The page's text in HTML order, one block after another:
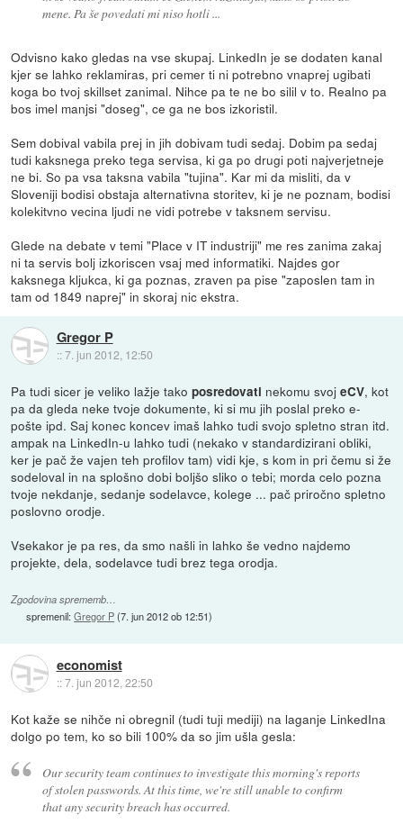
mene. Pa še povedati mi niso hotli ...
Odvisno kako gledas na vse skupaj. LinkedIn je se dodaten kanal
kjer se lahko reklamiras, pri cemer ti ni potrebno vnaprej ugibati
koga bo tvoj skillset zanimal. Nihce pa te ne bo silil v to. Realno pa
bos imel manjsi "doseg", ce ga ne bos izkoristil.
Sem dobival vabila prej in jih dobivam tudi sedaj. Dobim pa sedaj
tudi kaksnega preko tega servisa, ki ga po drugi poti najverjetneje
ne bi. So pa vsa taksna vabila "tujina". Kar mi da misliti, da v
Sloveniji bodisi obstaja alternativna storitev, ki je ne poznam, bodisi
kolekitvno vecina ljudi ne vidi potrebe v taksnem servisu.
Glede na debate v temi "Place v IT industriji" me res zanima zakaj
ni ta servis bolj izkoriscen vsaj med informatiki. Najdes gor
kaksnega kljukca, ki ga poznas, zraven pa pise "zaposlen tam in
tam od 1849 naprej" in skoraj nic ekstra.
Gregor P
::7. jun 2012, 12:50
Pa tudi sicer je veliko lažje takoposredovati nekomu svojeCV, kot
pa da gleda neke tvoje dokumente, ki si mu jih poslal preko e-
pošte ipd. Saj konec koncev imaš lahko tudi svojo spletno stran itd.
ampak na LinkedIn-u lahko tudi (nekako v standardizirani obliki,
ker je pač že vajen teh profilov tam) vidi kje, s kom in pri čemu si že
sodeloval in na splošno dobi boljšo sliko o tebi; morda celo pozna
tvoje nekdanje, sedanje sodelavce, kolege ... pač priročno spletno
poslovno orodje.
Vsekakor je pa res, da smo našli in lahko še vedno najdemo
projekte, dela, sodelavce tudi brez tega orodja.
Zgodovina sprememb…
spremenil:Gregor P(7. jun 2012 ob 12:51)
economist
::7. jun 2012, 22:50
Kot kaže se nihče ni obregnil (tudi tuji mediji) na laganje LinkedIna
dolgo po tem, ko so bili 100% da so jim ušla gesla:
Our security team continues to investigate this morning's reports
of stolen passwords. At this time, we're still unable to confirm
that any security breach has occurred.